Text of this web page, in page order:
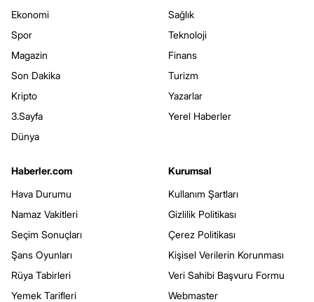
Ekonomi
Spor
Magazin
Son Dakika
Kripto
3.Sayfa
Dünya
Sağlık
Teknoloji
Finans
Turizm
Yazarlar
Yerel Haberler
Haberler.com
Hava Durumu
Namaz Vakitleri
Seçim Sonuçları
Şans Oyunları
Rüya Tabirleri
Yemek Tarifleri
Kurumsal
Kullanım Şartları
Gizlilik Politikası
Çerez Politikası
Kişisel Verilerin Korunması
Veri Sahibi Başvuru Formu
Webmaster